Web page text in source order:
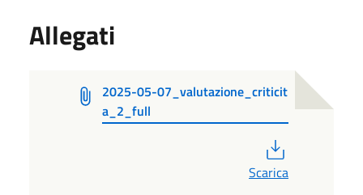
Allegati
2025-05-07_valutazione_criticit
a_2_full
Scarica